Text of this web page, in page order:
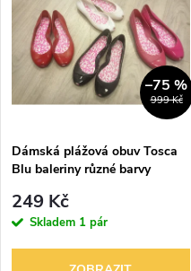
n
í
p
r
o
Abecedně
p
i
s
p
r
999 Kč
–75 %
Dámská plážová obuv Tosca
Blu baleriny různé barvy
249 Kč
Skladem 1 pár